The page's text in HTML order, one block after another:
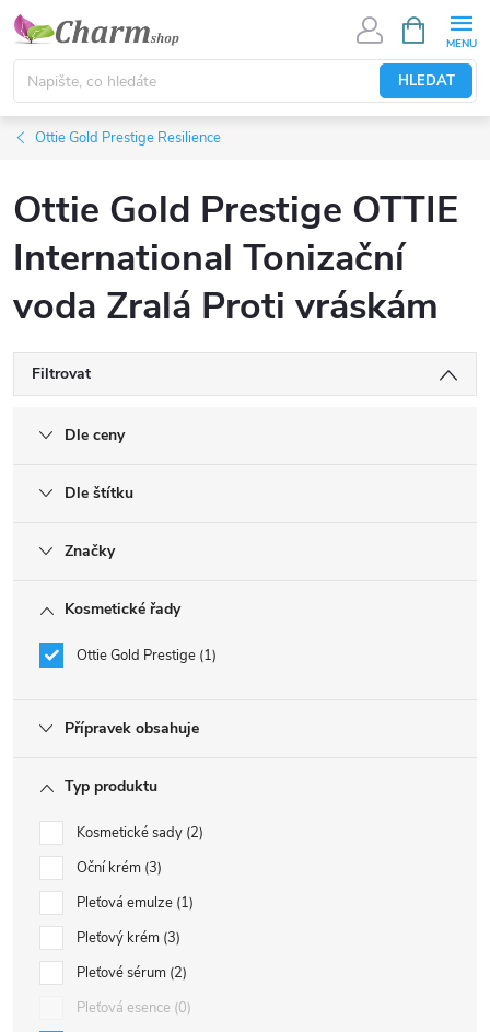
Přejít
obsah
HLEDAT
NÁKUPNÍ
KOŠÍK
Ottie Gold Prestige Resilience
Ottie Gold Prestige OTTIE
International Tonizační
voda Zralá Proti vráskám
Filtrovat
Dle ceny
Dle štítku
Značky
Kosmetické řady
Ottie Gold Prestige 1
Přípravek obsahuje
Typ produktu
Kosmetické sady 2
Oční krém 3
Pleťová emulze 1
Pleťový krém 3
Pleťové sérum 2
Pleťová esence 0